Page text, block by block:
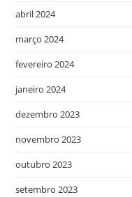
abril 2024
março 2024
fevereiro 2024
janeiro 2024
dezembro 2023
novembro 2023
outubro 2023
setembro 2023